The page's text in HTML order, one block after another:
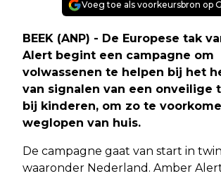
Voeg toe als voorkeursbron op
BEEK (ANP) - De Europese tak
Alert begint een campagne om
volwassenen te helpen bij het
van signalen van een onveilige
bij kinderen, om zo te
weglopen van huis.
De campagne gaat van start in
waaronder Nederland. Amber